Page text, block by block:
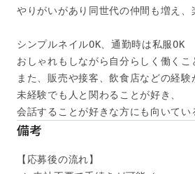
やりがいがあり同世代の仲間も増え、
シンプルネイルOK、通勤時は私服OK
おしゃれもしながら自分らしく働くこ
また、販売や接客、飲食店などの経
未経験でも人と関わることが好き、
会話することが好きな方にも向いてい
備考
【応募後の流れ】